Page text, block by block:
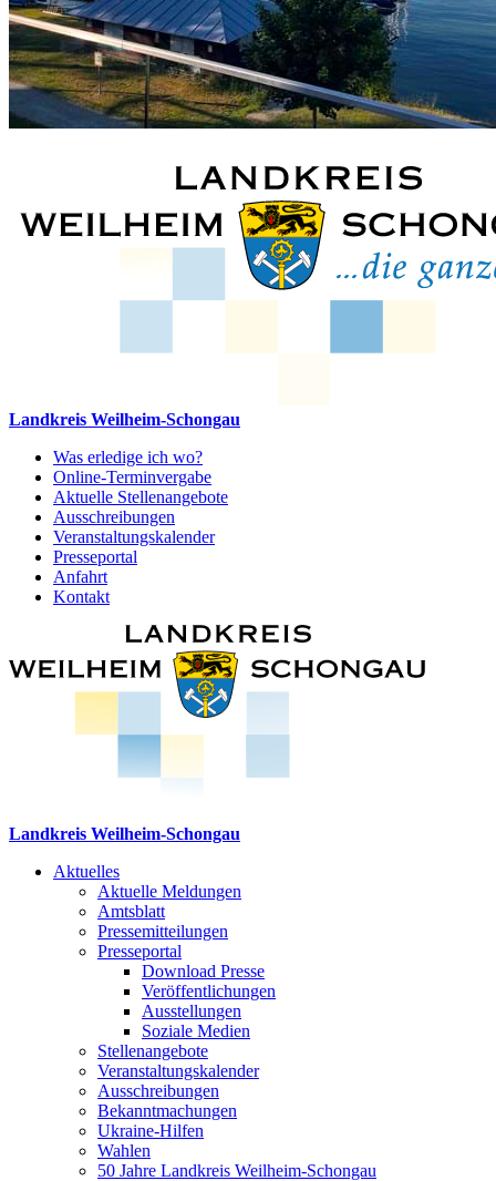
Landkreis Weilheim-Schongau
Was erledige ich wo?
Online-Terminvergabe
Aktuelle Stellenangebote
Ausschreibungen
Veranstaltungskalender
Presseportal
Anfahrt
Kontakt
Landkreis Weilheim-Schongau
Aktuelles
Aktuelle Meldungen
Amtsblatt
Pressemitteilungen
Presseportal
Download Presse
Veröffentlichungen
Ausstellungen
Soziale Medien
Stellenangebote
Veranstaltungskalender
Ausschreibungen
Bekanntmachungen
Ukraine-Hilfen
Wahlen
50 Jahre Landkreis Weilheim-Schongau